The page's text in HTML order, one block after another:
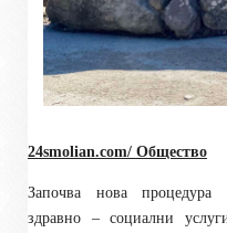
24smolian.com/ Общество
Започва нова процедура
здравно – социални